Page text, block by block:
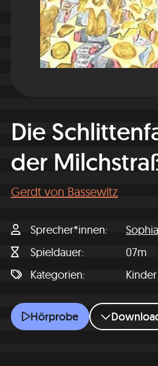
Die
der
Gerdt von Bassewitz
Sprecher*innen
Spieldauer
07m
Kategorien
Die Schlittenfahrt auf der
Hörprobe